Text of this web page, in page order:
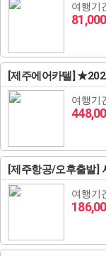
여행기
81,000
[제주에어카텔]
여행기
[제주항공/오후출발]
여행기